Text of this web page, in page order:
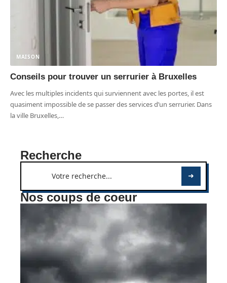
MAISON
Conseils pour trouver un serrurier à Bruxelles
Avec les multiples incidents qui surviennent avec les portes, il est
quasiment impossible de se passer des services d’un serrurier. Dans
la ville Bruxelles,…
Recherche
Nos coups de coeur